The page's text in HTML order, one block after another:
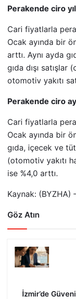
Perakende ciro
Cari fiyatlarla
Ocak ayında bir
arttı. Aynı ayda
gıda dışı satışlar
otomotiv yakıtı
Perakende ciro
Cari fiyatlarla
Ocak ayında bir
gıda, içecek ve
(otomotiv yakıtı
ise %4,0 arttı.
Kaynak: (BYZHA)
Göz Atın
İzmir’de